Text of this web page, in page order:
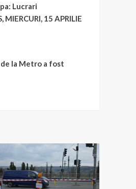
Lucrari
MIERCURI, 15 APRILIE
la Metro a fost